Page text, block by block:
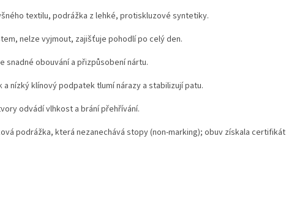
textilu, podrážka z lehké, protiskluzové syntetiky.
nelze vyjmout, zajišťuje pohodlí po celý den.
snadné obouvání a přizpůsobení nártu.
nízký klínový podpatek tlumí nárazy a stabilizují patu.
odvádí vlhkost a brání přehřívání.
podrážka, která nezanechává stopy (non-marking); obuv získala certifikát